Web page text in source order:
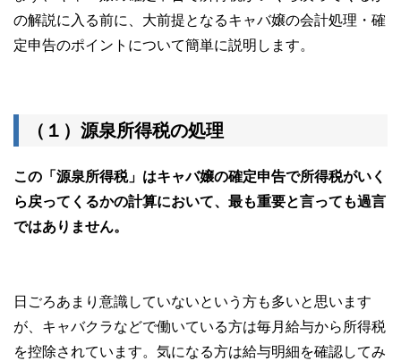
の解説に入る前に、大前提となるキャバ嬢の会計処理・確
定申告のポイントについて簡単に説明します。
（１）源泉所得税の処理
この「源泉所得税」はキャバ嬢の確定申告で所得税がいく
ら戻ってくるかの計算において、最も重要と言っても過言
ではありません。
日ごろあまり意識していないという方も多いと思います
が、キャバクラなどで働いている方は毎月給与から所得税
を控除されています。気になる方は給与明細を確認してみ